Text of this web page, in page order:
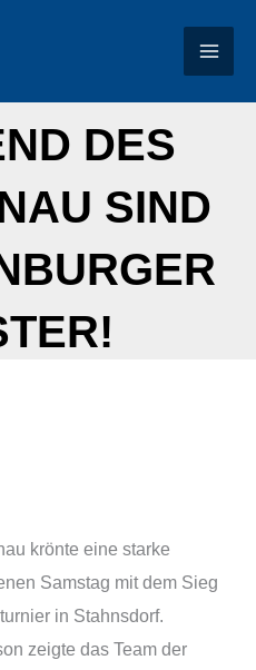
DES
SIND
krönte eine starke
Samstag mit dem Sieg
in Stahnsdorf.
zeigte das Team der